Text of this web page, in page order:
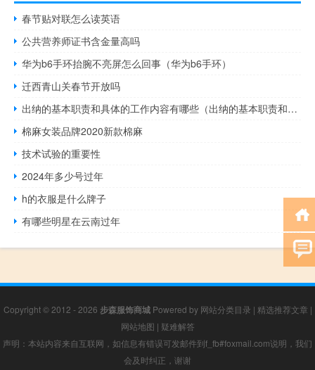
春节贴对联怎么读英语
公共营养师证书含金量高吗
华为b6手环抬腕不亮屏怎么回事（华为b6手环）
迁西青山关春节开放吗
出纳的基本职责和具体的工作内容有哪些（出纳的基本职责和具体的工作内容）
棉麻女装品牌2020新款棉麻
技术试验的重要性
2024年多少号过年
h的衣服是什么牌子
有哪些明星在云南过年
Copyright © 2012 - 2026 步森服饰商城Powered by 网站分类目录 | 精选推荐文章 |
网站地图 | 疑难解答
声明：本站内容来自互联网，如信息有错误可发邮件到f_fb#foxmail.com说明，我们
会及时纠正，谢谢